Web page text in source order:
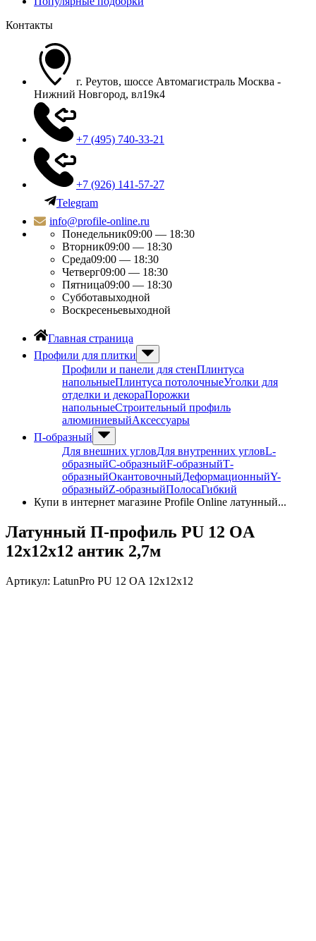
Контакты
г. Реутов, шоссе Автомагистраль Москва -
Нижний Новгород, вл19к4
+7 (495) 740-33-21
+7 (926) 141-57-27
Telegram
info@profile-online.ru
Понедельник09:00 — 18:30
Вторник09:00 — 18:30
Среда09:00 — 18:30
Четверг09:00 — 18:30
Пятница09:00 — 18:30
Субботавыходной
Воскресеньевыходной
Главная страница
Профили для плитки
Профили и панели для стенПлинтуса
напольныеПлинтуса потолочныеУголки для
отделки и декораПорожки
напольныеСтроительный профиль
алюминиевыйАксессуары
П-образный
Для внешних угловДля внутренних угловL-
образныйС-образныйF-образныйТ-
образныйОкантовочныйДеформационныйY-
образныйZ-образныйПолосаГибкий
Купи в интернет магазине Profile Online латунный...
Латунный П-профиль PU 12 OA
12х12х12 антик 2,7м
Артикул: LatunPro PU 12 OA 12х12х12